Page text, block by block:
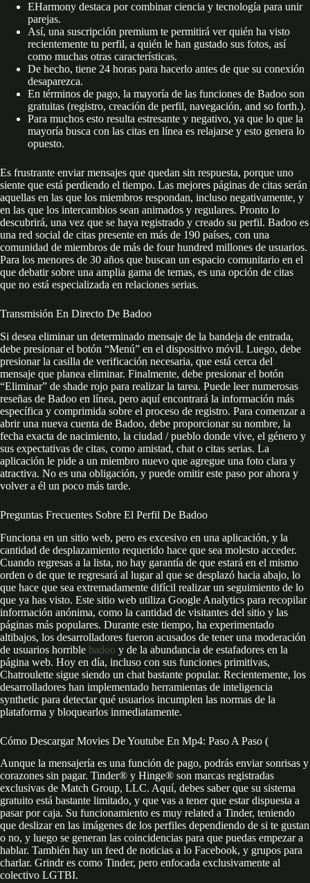
EHarmony destaca por combinar ciencia y tecnología para unir
parejas.
Así, una suscripción premium te permitirá ver quién ha visto
recientemente tu perfil, a quién le han gustado sus fotos, así
como muchas otras características.
De hecho, tiene 24 horas para hacerlo antes de que su conexión
desaparezca.
En términos de pago, la mayoría de las funciones de Badoo son
gratuitas (registro, creación de perfil, navegación, and so forth.).
Para muchos esto resulta estresante y negativo, ya que lo que la
mayoría busca con las citas en línea es relajarse y esto genera lo
opuesto.
Es frustrante enviar mensajes que quedan sin respuesta, porque uno
siente que está perdiendo el tiempo. Las mejores páginas de citas serán
aquellas en las que los miembros respondan, incluso negativamente, y
en las que los intercambios sean animados y regulares. Pronto lo
descubrirá, una vez que se haya registrado y creado su perfil. Badoo es
una red social de citas presente en más de 190 países, con una
comunidad de miembros de más de four hundred millones de usuarios.
Para los menores de 30 años que buscan un espacio comunitario en el
que debatir sobre una amplia gama de temas, es una opción de citas
que no está especializada en relaciones serias.
Transmisión En Directo De Badoo
Si desea eliminar un determinado mensaje de la bandeja de entrada,
debe presionar el botón “Menú” en el dispositivo móvil. Luego, debe
presionar la casilla de verificación necesaria, que está cerca del
mensaje que planea eliminar. Finalmente, debe presionar el botón
“Eliminar” de shade rojo para realizar la tarea. Puede leer numerosas
reseñas de Badoo en línea, pero aquí encontrará la información más
específica y comprimida sobre el proceso de registro. Para comenzar a
abrir una nueva cuenta de Badoo, debe proporcionar su nombre, la
fecha exacta de nacimiento, la ciudad / pueblo donde vive, el género y
sus expectativas de citas, como amistad, chat o citas serias. La
aplicación le pide a un miembro nuevo que agregue una foto clara y
atractiva. No es una obligación, y puede omitir este paso por ahora y
volver a él un poco más tarde.
Preguntas Frecuentes Sobre El Perfil De Badoo
Funciona en un sitio web, pero es excesivo en una aplicación, y la
cantidad de desplazamiento requerido hace que sea molesto acceder.
Cuando regresas a la lista, no hay garantía de que estará en el mismo
orden o de que te regresará al lugar al que se desplazó hacia abajo, lo
que hace que sea extremadamente difícil realizar un seguimiento de lo
que ya has visto. Este sitio web utiliza Google Analytics para recopilar
información anónima, como la cantidad de visitantes del sitio y las
páginas más populares. Durante este tiempo, ha experimentado
altibajos, los desarrolladores fueron acusados de tener una moderación
de usuarios horrible badoo y de la abundancia de estafadores en la
página web. Hoy en día, incluso con sus funciones primitivas,
Chatroulette sigue siendo un chat bastante popular. Recientemente, los
desarrolladores han implementado herramientas de inteligencia
synthetic para detectar qué usuarios incumplen las normas de la
plataforma y bloquearlos inmediatamente.
Cómo Descargar Movies De Youtube En Mp4: Paso A Paso (
Aunque la mensajería es una función de pago, podrás enviar sonrisas y
corazones sin pagar. Tinder® y Hinge® son marcas registradas
exclusivas de Match Group, LLC. Aquí, debes saber que su sistema
gratuito está bastante limitado, y que vas a tener que estar dispuesta a
pasar por caja. Su funcionamiento es muy related a Tinder, teniendo
que deslizar en las imágenes de los perfiles dependiendo de si te gustan
o no, y luego se generan las coincidencias para que puedas empezar a
hablar. También hay un feed de noticias a lo Facebook, y grupos para
charlar. Grindr es como Tinder, pero enfocada exclusivamente al
colectivo LGTBI.